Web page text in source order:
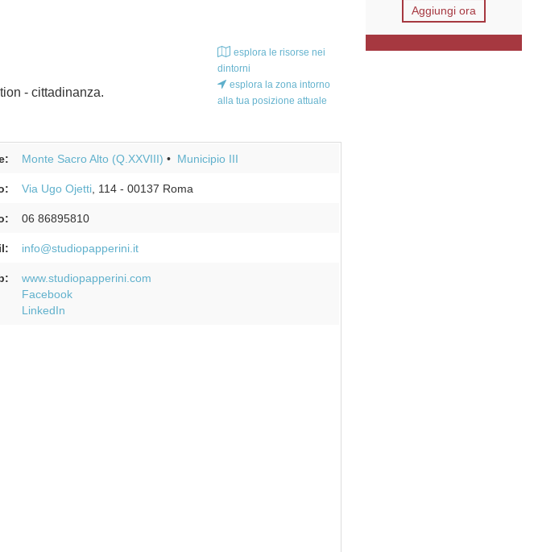
- cittadinanza.
esplora le risorse nei
dintorni
esplora la zona intorno
alla tua posizione attuale
Monte Sacro Alto (Q.XXVIII) Municipio III
Via Ugo Ojetti, 114- 00137 Roma
06 86895810
info@studiopapperini.it
www.studiopapperini.com
Facebook
LinkedIn
Aggiungi ora